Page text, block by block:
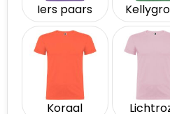
Iers paars
Koraal